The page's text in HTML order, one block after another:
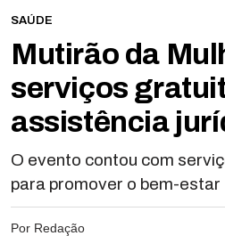
SAÚDE
Mutirão da
serviços
assistência
O evento contou com
para promover o bem-estar
Por Redação